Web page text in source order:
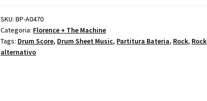
Florence
+
Machine
quantidade
SKU:BP-A0470
Categoria: Florence + The Machine
Tags: Drum Score, Drum Sheet Music, Partitura Bateria, Rock, Rock
alternativo